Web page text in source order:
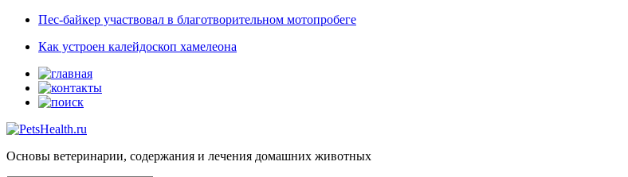
Пес-байкер участвовал в благотворительном мотопробеге
Как устроен калейдоскоп хамелеона
Основы ветеринарии, содержания и лечения домашних животных